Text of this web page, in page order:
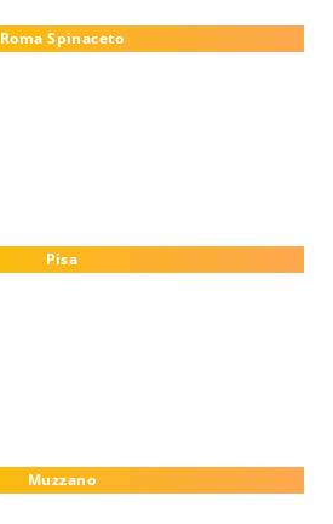
Roma Spinaceto
Pisa
Muzzano